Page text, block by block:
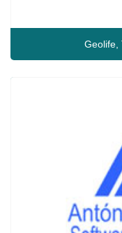
Geolife,